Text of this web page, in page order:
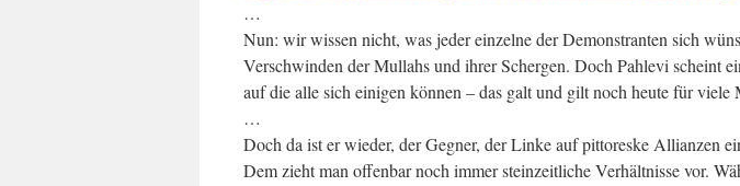
…
Nun: wir wissen nicht, was jeder einzelne der Demonstranten sich
Verschwinden der Mullahs und ihrer Schergen. Doch Pahlevi scheint
auf die alle sich einigen können – das galt und gilt noch heute für viele
…
Doch da ist er wieder, der Gegner, der Linke auf pittoreske Allianzen
Dem zieht man offenbar noch immer steinzeitliche Verhältnisse vor.